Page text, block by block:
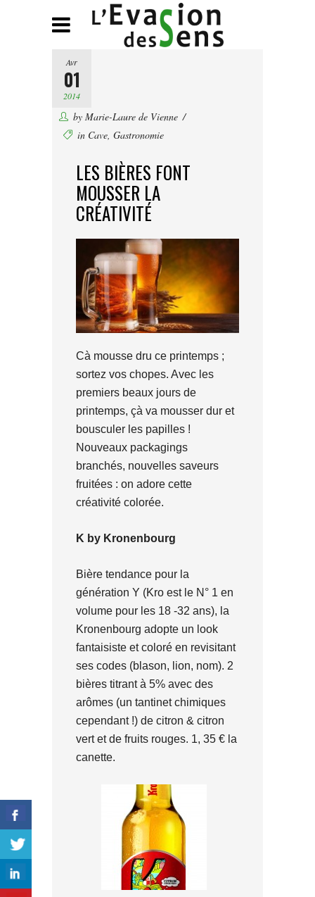
Avr
01
2014
by Marie-Laure de Vienne
in Cave, Gastronomie
LES BIÈRES FONT
MOUSSER LA
CRÉATIVITÉ
Cà mousse dru ce printemps ;
sortez vos chopes. Avec les
premiers beaux jours de
printemps, çà va mousser dur et
bousculer les papilles !
Nouveaux packagings
branchés, nouvelles saveurs
fruitées : on adore cette
créativité colorée.
K by Kronenbourg
Bière tendance pour la
génération Y (Kro est le N° 1 en
volume pour les 18 -32 ans), la
Kronenbourg adopte un look
fantaisiste et coloré en revisitant
ses codes (blason, lion, nom). 2
bières titrant à 5% avec des
arômes (un tantinet chimiques
cependant !) de citron & citron
vert et de fruits rouges. 1, 35 € la
canette.